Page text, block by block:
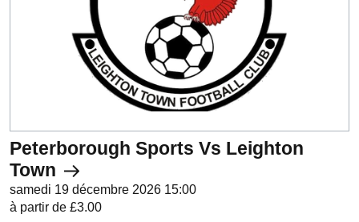
Peterborough Sports Vs Leighton
Town
samedi 19 décembre 2026 15:00
à partir de £3.00